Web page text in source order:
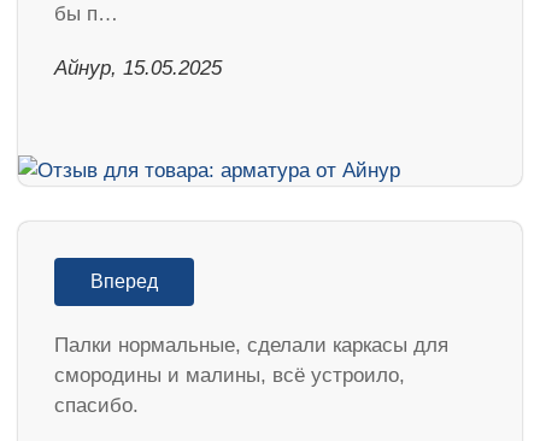
бы п…
Айнур, 15.05.2025
Вперед
Палки нормальные, сделали каркасы для
смородины и малины, всё устроило,
спасибо.